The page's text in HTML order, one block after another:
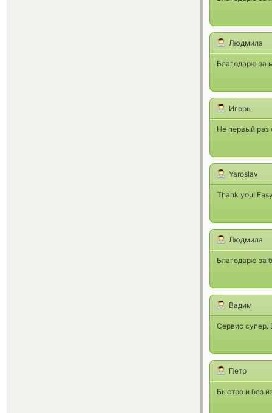
Людмила
Благодарю за
Игорь
Не первый раз
Yaroslav
Thank you!
Людмила
Благодарю за
Вадим
Сервис супер.
Петр
Быстро и без